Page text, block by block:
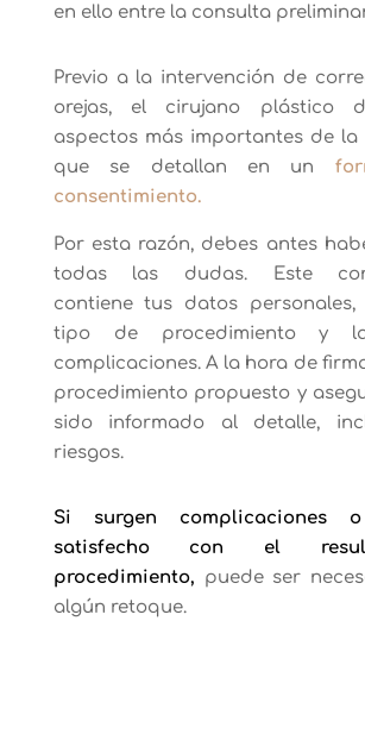
en ello entre la consulta
Previo a la intervención de
orejas, el cirujano plástico
aspectos más importantes de la
que se detallan en un
consentimiento.
Por esta razón, debes antes
todas las dudas. Este
contiene tus datos
tipo de procedimiento y
complicaciones. A la hora de
procedimiento propuesto y
sido informado al detalle,
riesgos.
Si surgen complicaciones
satisfecho con el
procedimiento, puede ser
algún retoque.